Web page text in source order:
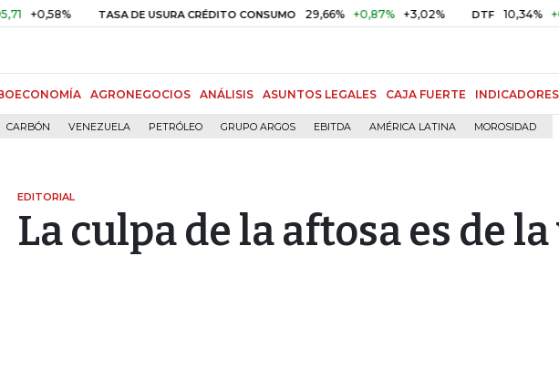
TASA DE USURA CRÉDITO CONSUMO 29,66% +0,87% +3,02% DTF 10,34% +0,10%
AGRONEGOCIOS ANÁLISIS ASUNTOS LEGALES CAJA FUERTE INDICADORES
CARBÓN VENEZUELA PETRÓLEO GRUPO ARGOS EBITDA AMÉRICA LATINA MOROSIDAD
EDITORIAL
La culpa de la aftosa es de la